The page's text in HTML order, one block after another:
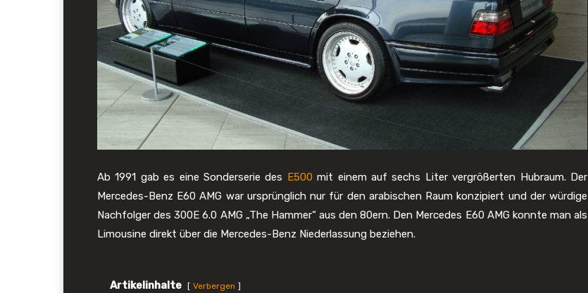
Ab 1991 gab es eine Sonderserie des E500 mit einem auf sechs Liter vergrößerten Hubraum. Der
Mercedes-Benz E60 AMG war ursprünglich nur für den arabischen Raum konzipiert und der würdige
Nachfolger des 300E 6.0 AMG „The Hammer“ aus den 80ern. Den Mercedes E60 AMG konnte man als
Limousine direkt über die Mercedes-Benz Niederlassung beziehen.
Artikelinhalte Verbergen